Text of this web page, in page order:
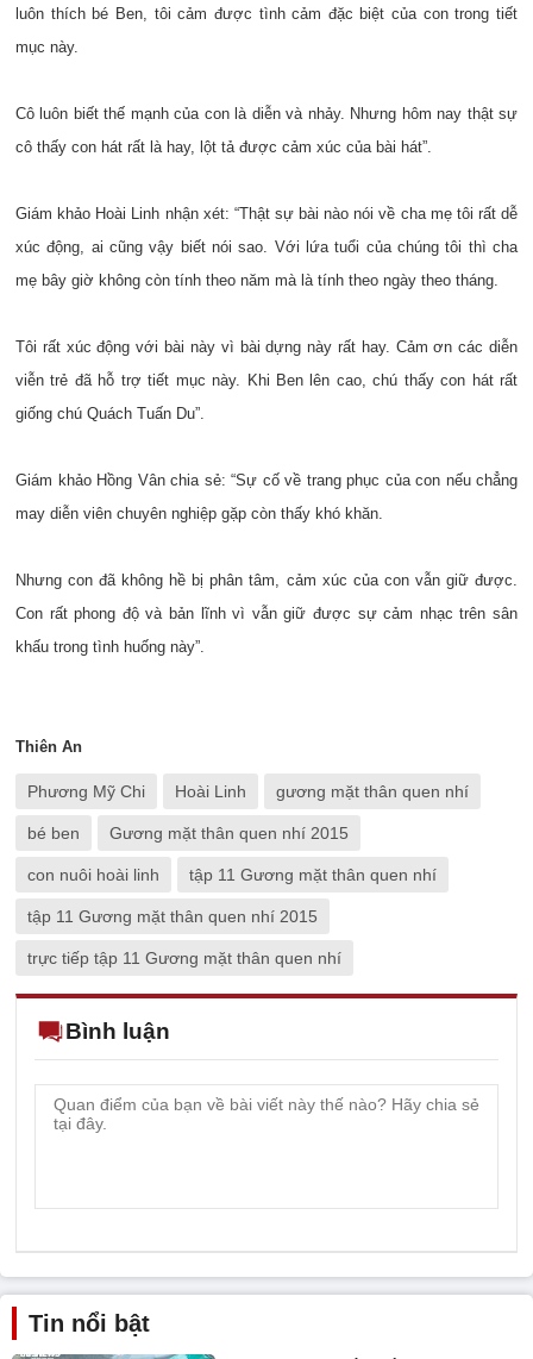
luôn thích bé Ben, tôi cảm được tình cảm đặc biệt của con trong tiết
mục này.
Cô luôn biết thế mạnh của con là diễn và nhảy. Nhưng hôm nay thật sự
cô thấy con hát rất là hay, lột tả được cảm xúc của bài hát”.
Giám khảo Hoài Linh nhận xét: “Thật sự bài nào nói về cha mẹ tôi rất dễ
xúc động, ai cũng vậy biết nói sao. Với lứa tuổi của chúng tôi thì cha
mẹ bây giờ không còn tính theo năm mà là tính theo ngày theo tháng.
Tôi rất xúc động với bài này vì bài dựng này rất hay. Cảm ơn các diễn
viễn trẻ đã hỗ trợ tiết mục này. Khi Ben lên cao, chú thấy con hát rất
giống chú Quách Tuấn Du”.
Giám khảo Hồng Vân chia sẻ: “Sự cố về trang phục của con nếu chẳng
may diễn viên chuyên nghiệp gặp còn thấy khó khăn.
Nhưng con đã không hề bị phân tâm, cảm xúc của con vẫn giữ được.
Con rất phong độ và bản lĩnh vì vẫn giữ được sự cảm nhạc trên sân
khấu trong tình huống này”.
Thiên An
Phương Mỹ Chi Hoài Linh gương mặt thân quen nhí
bé ben Gương mặt thân quen nhí 2015
con nuôi hoài linh tập 11 Gương mặt thân quen nhí
tập 11 Gương mặt thân quen nhí 2015
trực tiếp tập 11 Gương mặt thân quen nhí
Bình luận
Tin nổi bật